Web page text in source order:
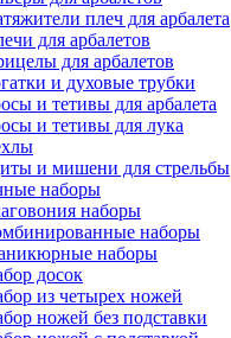
плеч для арбалета
для арбалетов
для арбалетов
и духовые трубки
и тетивы для арбалета
и тетивы для лука
и мишени для стрельбы
наборы
наборы
наборы
наборы
досок
из четырех ножей
ножей без подставки